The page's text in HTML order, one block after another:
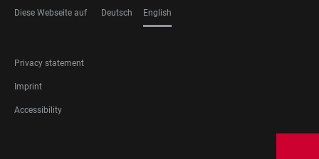
Diese Webseite auf Deutsch English
FOOTER
LEGAL
Privacy statement
Imprint
Accessibility